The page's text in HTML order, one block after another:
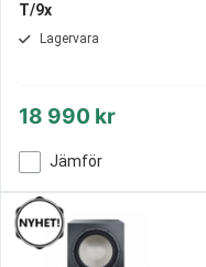
T/9x
Lagervara
18 990 kr
Jämför